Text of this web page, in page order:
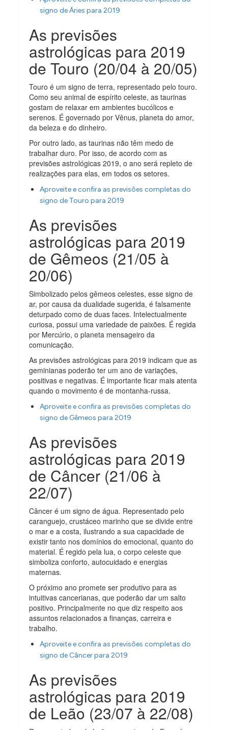
signo de Áries para 2019
As previsões
astrológicas para 2019
de Touro (20/04 à 20/05)
Touro é um signo de terra, representado pelo touro.
Como seu animal de espírito celeste, as taurinas
gostam de relaxar em ambientes bucólicos e
serenos. É governado por Vênus, planeta do amor,
da beleza e do dinheiro.
Por outro lado, as taurinas não têm medo de
trabalhar duro. Por isso, de acordo com as
previsões astrológicas 2019, o ano será repleto de
realizações para elas, em todos os setores.
Aproveite e confira as previsões completas do
signo de Touro para 2019
As previsões
astrológicas para 2019
de Gêmeos (21/05 à
20/06)
Simbolizado pelos gêmeos celestes, esse signo de
ar, por causa da dualidade sugerida, é falsamente
deturpado como de duas faces. Intelectualmente
curiosa, possui uma variedade de paixões. É regida
por Mercúrio, o planeta mensageiro da
comunicação.
As previsões astrológicas para 2019 indicam que as
geminianas poderão ter um ano de variações,
positivas e negativas. É importante ficar mais atenta
quando o movimento é de montanha-russa.
Aproveite e confira as previsões completas do
signo de Gêmeos para 2019
As previsões
astrológicas para 2019
de Câncer (21/06 à
22/07)
Câncer é um signo de água. Representado pelo
caranguejo, crustáceo marinho que se divide entre
o mar e a costa, ilustrando a sua capacidade de
existir tanto nos domínios do emocional, quanto do
material. É regido pela lua, o corpo celeste que
simboliza conforto, autocuidado e energias
maternas.
O próximo ano promete ser produtivo para as
intuitivas cancerianas, que poderão dar um salto
positivo. Principalmente no que diz respeito aos
assuntos relacionados a finanças, carreira e
trabalho.
Aproveite e confira as previsões completas do
signo de Câncer para 2019
As previsões
astrológicas para 2019
de Leão (23/07 à 22/08)